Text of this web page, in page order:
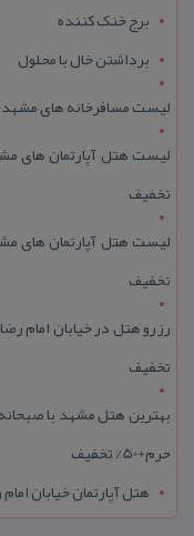
برج خنک کننده
برداشتن خال با محلول
لیست مسافرخانه های مشهد با
تخفیف
تخفیف
تخفیف
بهترین هتل مشهد با
حرم+50% تخفیف
هتل آپارتمان خیابان امام رضا 1، 2، 3، 5،8 ،16 | تا